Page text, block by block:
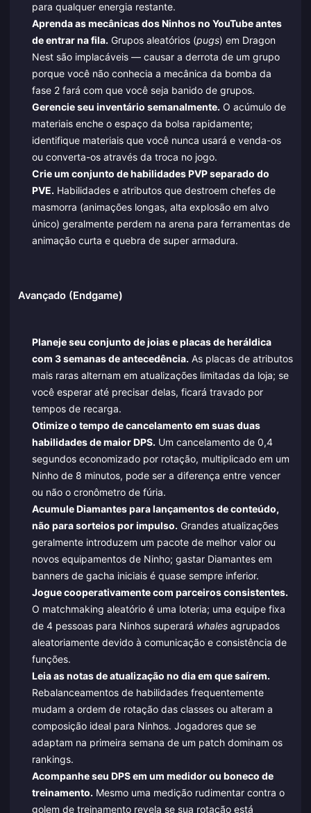
para qualquer energia restante.
Aprenda as mecânicas dos Ninhos no YouTube antes
de entrar na fila. Grupos aleatórios (pugs) em Dragon
Nest são implacáveis — causar a derrota de um grupo
porque você não conhecia a mecânica da bomba da
fase 2 fará com que você seja banido de grupos.
Gerencie seu inventário semanalmente. O acúmulo de
materiais enche o espaço da bolsa rapidamente;
identifique materiais que você nunca usará e venda-os
ou converta-os através da troca no jogo.
Crie um conjunto de habilidades PVP separado do
PVE. Habilidades e atributos que destroem chefes de
masmorra (animações longas, alta explosão em alvo
único) geralmente perdem na arena para ferramentas de
animação curta e quebra de super armadura.
Avançado (Endgame)
Planeje seu conjunto de joias e placas de heráldica
com 3 semanas de antecedência. As placas de atributos
mais raras alternam em atualizações limitadas da loja; se
você esperar até precisar delas, ficará travado por
tempos de recarga.
Otimize o tempo de cancelamento em suas duas
habilidades de maior DPS. Um cancelamento de 0,4
segundos economizado por rotação, multiplicado em um
Ninho de 8 minutos, pode ser a diferença entre vencer
ou não o cronômetro de fúria.
Acumule Diamantes para lançamentos de conteúdo,
não para sorteios por impulso. Grandes atualizações
geralmente introduzem um pacote de melhor valor ou
novos equipamentos de Ninho; gastar Diamantes em
banners de gacha iniciais é quase sempre inferior.
Jogue cooperativamente com parceiros consistentes.
O matchmaking aleatório é uma loteria; uma equipe fixa
de 4 pessoas para Ninhos superará whalesagrupados
aleatoriamente devido à comunicação e consistência de
funções.
Leia as notas de atualização no dia em que saírem.
Rebalanceamentos de habilidades frequentemente
mudam a ordem de rotação das classes ou alteram a
composição ideal para Ninhos. Jogadores que se
adaptam na primeira semana de um patch dominam os
rankings.
Acompanhe seu DPS em um medidor ou boneco de
treinamento. Mesmo uma medição rudimentar contra o
golem de treinamento revela se sua rotação está